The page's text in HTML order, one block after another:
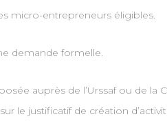
micro-entrepreneurs éligibles.
demande formelle.
auprès de l’Urssaf ou de la
le justificatif de création